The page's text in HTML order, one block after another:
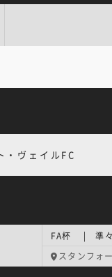
・ヴェイルFC
FA杯 | 準々
スタンフォ